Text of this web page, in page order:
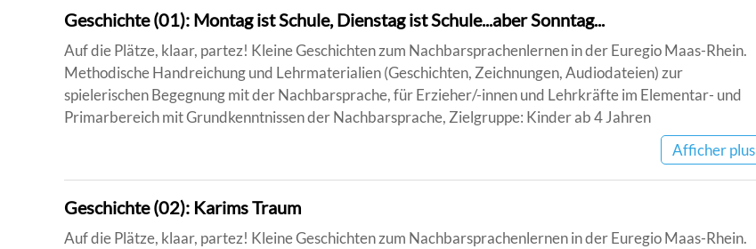
Geschichte (01): Montag ist Schule, Dienstag ist Schule...aber Sonntag...
Auf die Plätze, klaar, partez! Kleine Geschichten zum Nachbarsprachenlernen in der Euregio Maas-Rhein.
Methodische Handreichung und Lehrmaterialien (Geschichten, Zeichnungen, Audiodateien) zur
spielerischen Begegnung mit der Nachbarsprache, für Erzieher/-innen und Lehrkräfte im Elementar- und
Primarbereich mit Grundkenntnissen der Nachbarsprache, Zielgruppe: Kinder ab 4 Jahren
Afficher plus
Geschichte (02): Karims Traum
Auf die Plätze, klaar, partez! Kleine Geschichten zum Nachbarsprachenlernen in der Euregio Maas-Rhein.